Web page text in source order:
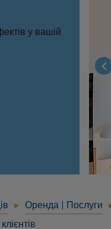
у вашій
Оренда | Послуги